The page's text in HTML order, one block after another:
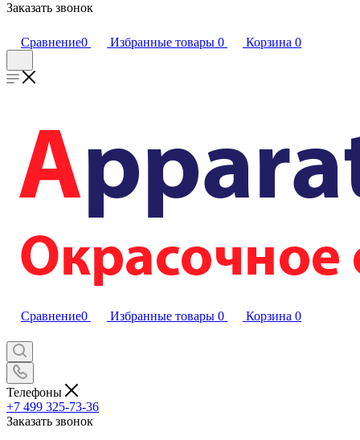
Заказать звонок
Сравнение0 Избранные товары 0 Корзина 0
Сравнение0 Избранные товары 0 Корзина 0
Телефоны
+7 499 325-73-36
Заказать звонок